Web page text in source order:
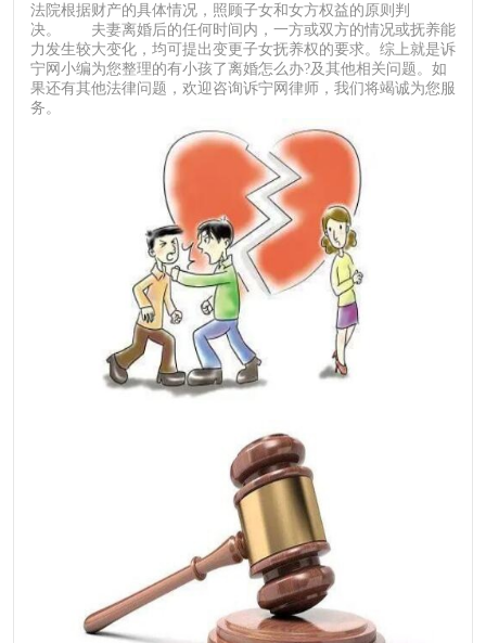
法院根据财产的具体情况，照顾子女和女方权益的原则判
决。 夫妻离婚后的任何时间内，一方或双方的情况或抚养能
力发生较大变化，均可提出变更子女抚养权的要求。综上就是诉
宁网小编为您整理的有小孩了离婚怎么办?及其他相关问题。如
果还有其他法律问题，欢迎咨询诉宁网律师，我们将竭诚为您服
务。